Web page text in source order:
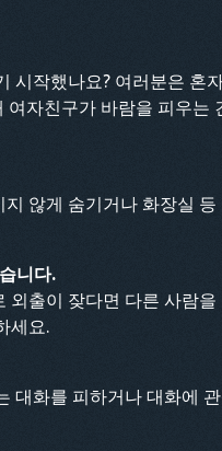
시작했나요? 여러분은 혼
여자친구가 바람을 피우
않게 숨기거나 화장실
니다.
외출이 잦다면 다른 사람
세요.
대화를 피하거나 대화에